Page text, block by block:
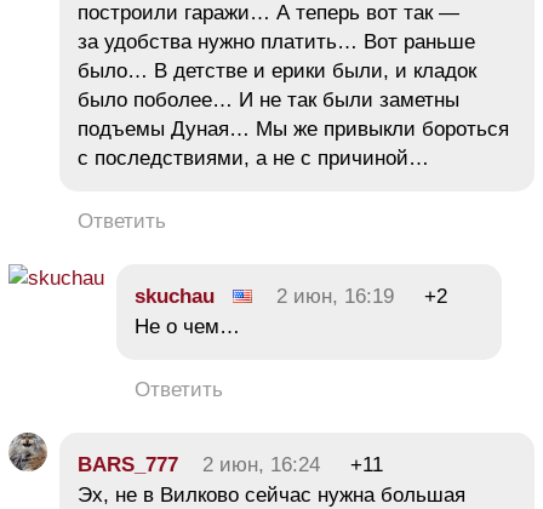
построили гаражи… А теперь вот так —
за удобства нужно платить… Вот раньше
было… В детстве и ерики были, и кладок
было поболее… И не так были заметны
подъемы Дуная… Мы же привыкли бороться
с последствиями, а не с причиной…
Ответить
skuchau 2 июн, 16:19
+2
Не о чем…
Ответить
BARS_777 2 июн, 16:24
+11
Эх, не в Вилково сейчас нужна большая